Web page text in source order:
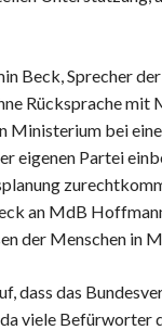
Beck, Sprecher
Rücksprache
Ministerium bei
eigenen Partei
an MdB
der Menschen in
dass das
viele Befürworter